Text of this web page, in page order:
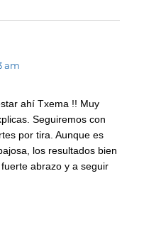
am
ahí Txema !! Muy
Seguiremos con
por tira. Aunque es
los resultados bien
abrazo y a seguir